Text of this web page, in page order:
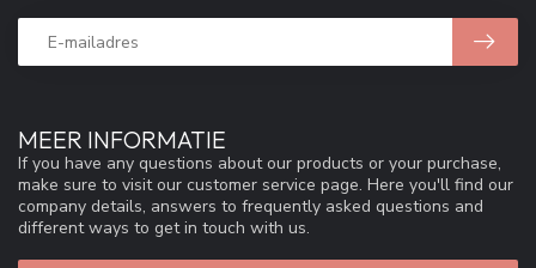
MEER INFORMATIE
If you have any questions about our products or your purchase,
make sure to visit our customer service page. Here you'll find our
company details, answers to frequently asked questions and
different ways to get in touch with us.